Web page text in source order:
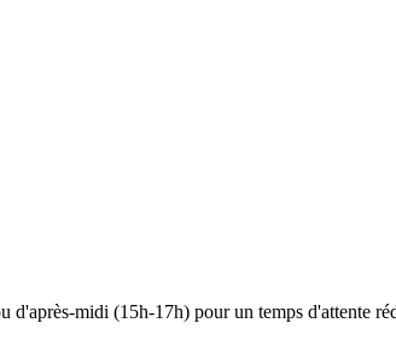
d'après-midi (15h-17h) pour un temps d'attente